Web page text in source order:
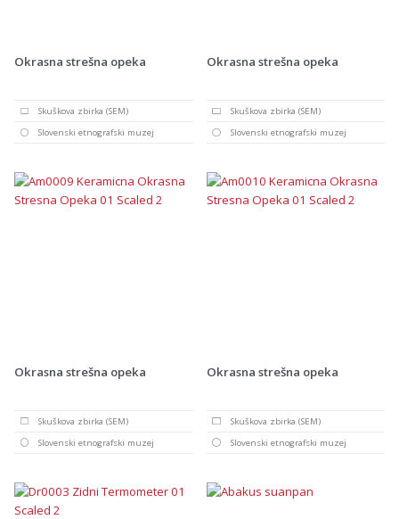
Okrasna strešna opeka
Skuškova zbirka (SEM)
Slovenski etnografski muzej
Okrasna strešna opeka
Skuškova zbirka (SEM)
Slovenski etnografski muzej
Okrasna strešna opeka
Skuškova zbirka (SEM)
Slovenski etnografski muzej
Okrasna strešna opeka
Skuškova zbirka (SEM)
Slovenski etnografski muzej